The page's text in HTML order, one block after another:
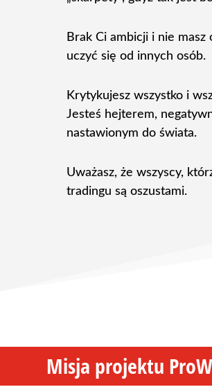
Brak Ci ambicji i nie masz
uczyć się od innych osób.
Krytykujesz wszystko i
Jesteś hejterem,
nastawionym do świata.
Uważasz, że wszyscy,
tradingu są oszustami.
Misja projektu